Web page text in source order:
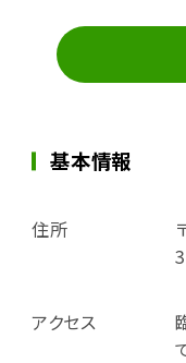
基本情報
住所
アクセス